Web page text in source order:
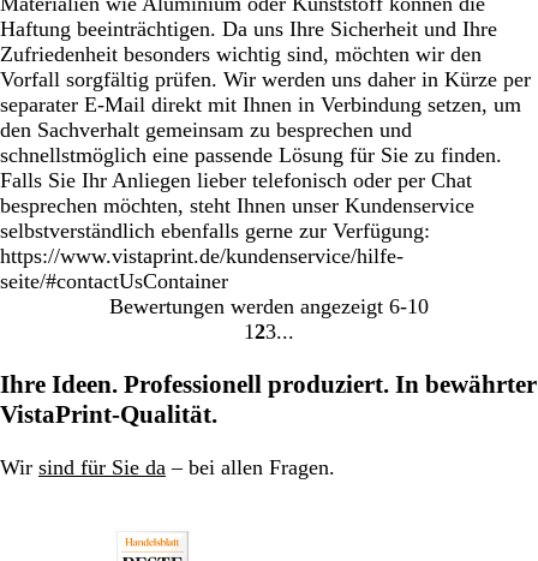
Haftung beeinträchtigen. Da uns Ihre Sicherheit und Ihre
Zufriedenheit besonders wichtig sind, möchten wir den
Vorfall sorgfältig prüfen. Wir werden uns daher in Kürze per
separater E-Mail direkt mit Ihnen in Verbindung setzen, um
den Sachverhalt gemeinsam zu besprechen und
schnellstmöglich eine passende Lösung für Sie zu finden.
Falls Sie Ihr Anliegen lieber telefonisch oder per Chat
besprechen möchten, steht Ihnen unser Kundenservice
selbstverständlich ebenfalls gerne zur Verfügung:
https://www.vistaprint.de/kundenservice/hilfe-
seite/#contactUsContainer
Bewertungen werden angezeigt 6-10
Gehe
Seite
1 Gehe
Seite
2Gehe
Seite
3
Ihre Ideen. Professionell produziert. In bewährter
VistaPrint-Qualität.
Wir sind für Sie da – bei allen Fragen.